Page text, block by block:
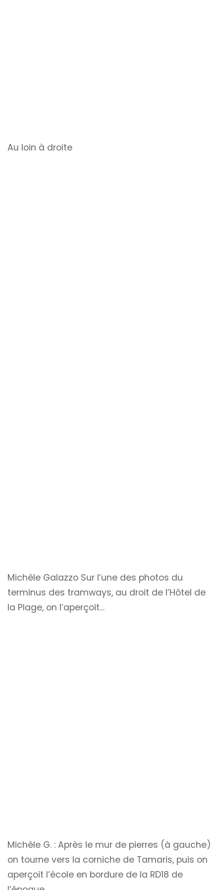
Au loin à droite
Michèle Galazzo Sur l’une des photos du
terminus des tramways, au droit de l’Hôtel de
la Plage, on l’aperçoit…
Michèle G. : Après le mur de pierres (à gauche)
on tourne vers la corniche de Tamaris, puis on
aperçoit l’école en bordure de la RD18 de